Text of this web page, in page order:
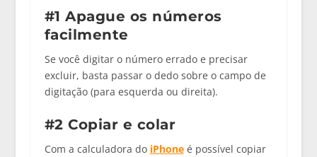
#1 Apague os números
facilmente
Se você digitar o número errado e precisar
excluir, basta passar o dedo sobre o campo de
digitação (para esquerda ou direita).
#2 Copiar e colar
Com a calculadora do iPhoneé possível copiar